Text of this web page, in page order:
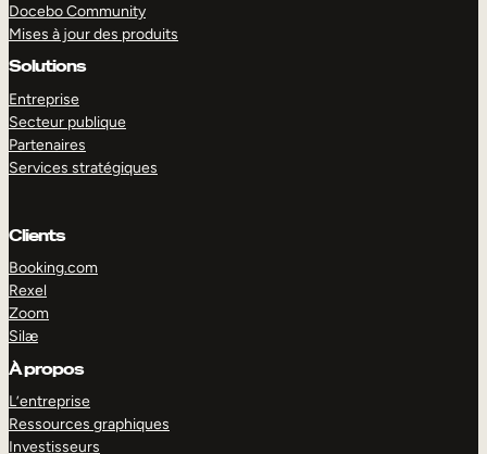
Docebo Community
Mises à jour des produits
Solutions
Entreprise
Secteur publique
Partenaires
Services stratégiques
Clients
Booking.com
Rexel
Zoom
Silæ
À propos
L’entreprise
Ressources graphiques
Investisseurs